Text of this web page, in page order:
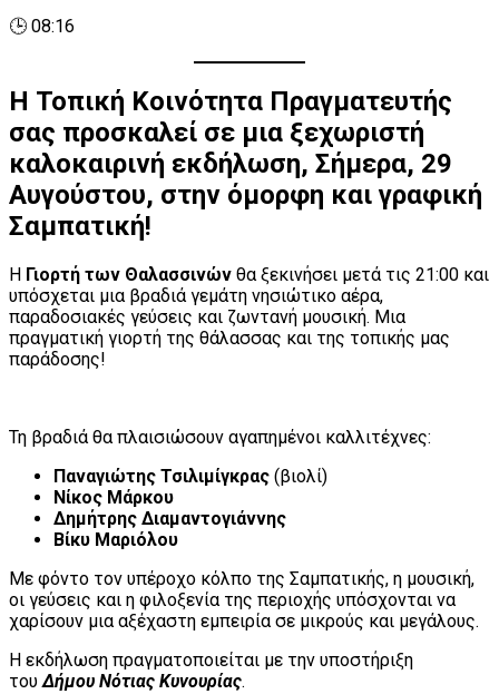
🕒 08:16
Η Τοπική Κοινότητα Πραγματευτής
σας προσκαλεί σε μια ξεχωριστή
καλοκαιρινή εκδήλωση, Σήμερα, 29
Αυγούστου, στην όμορφη και γραφική
Σαμπατική!
Η Γιορτή των Θαλασσινών θα ξεκινήσει μετά τις 21:00 και
υπόσχεται μια βραδιά γεμάτη νησιώτικο αέρα,
παραδοσιακές γεύσεις και ζωντανή μουσική. Μια
πραγματική γιορτή της θάλασσας και της τοπικής μας
παράδοσης!
Τη βραδιά θα πλαισιώσουν αγαπημένοι καλλιτέχνες:
Παναγιώτης Τσιλιμίγκρας (βιολί)
Νίκος Μάρκου
Δημήτρης Διαμαντογιάννης
Βίκυ Μαριόλου
Με φόντο τον υπέροχο κόλπο της Σαμπατικής, η μουσική,
οι γεύσεις και η φιλοξενία της περιοχής υπόσχονται να
χαρίσουν μια αξέχαστη εμπειρία σε μικρούς και μεγάλους.
Η εκδήλωση πραγματοποιείται με την υποστήριξη
τουΔήμου Νότιας Κυνουρίας.